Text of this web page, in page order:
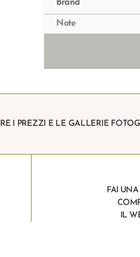
Brand
Note
I PREZZI E LE GALLERIE
FAI
IL